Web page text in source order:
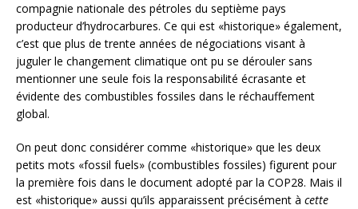
compagnie nationale des pétroles du septième pays
producteur d’hydrocarbures. Ce qui est «historique» également,
c’est que plus de trente années de négociations visant à
juguler le changement climatique ont pu se dérouler sans
mentionner une seule fois la responsabilité écrasante et
évidente des combustibles fossiles dans le réchauffement
global.
On peut donc considérer comme «historique» que les deux
petits mots «fossil fuels» (combustibles fossiles) figurent pour
la première fois dans le document adopté par la COP28. Mais il
est «historique» aussi qu’ils apparaissent précisément à cette